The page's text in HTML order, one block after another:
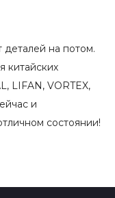
на потом.
китайских
LIFAN, VORTEX,
и
состоянии!